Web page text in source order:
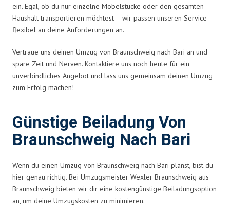
ein. Egal, ob du nur einzelne Möbelstücke oder den gesamten
Haushalt transportieren möchtest – wir passen unseren Service
flexibel an deine Anforderungen an.
Vertraue uns deinen Umzug von Braunschweig nach Bari an und
spare Zeit und Nerven. Kontaktiere uns noch heute für ein
unverbindliches Angebot und lass uns gemeinsam deinen Umzug
zum Erfolg machen!
Günstige Beiladung Von
Braunschweig Nach Bari
Wenn du einen Umzug von Braunschweig nach Bari planst, bist du
hier genau richtig. Bei Umzugsmeister Wexler Braunschweig aus
Braunschweig bieten wir dir eine kostengünstige Beiladungsoption
an, um deine Umzugskosten zu minimieren.